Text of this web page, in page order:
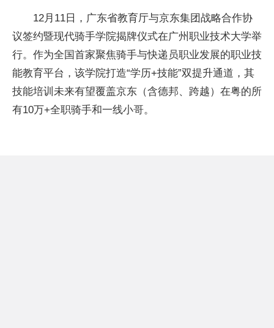
12月11日，广东省教育厅与京东集团战略合作协
议签约暨现代骑手学院揭牌仪式在广州职业技术大学举
行。作为全国首家聚焦骑手与快递员职业发展的职业技
能教育平台，该学院打造“学历+技能”双提升通道，其
技能培训未来有望覆盖京东（含德邦、跨越）在粤的所
有10万+全职骑手和一线小哥。